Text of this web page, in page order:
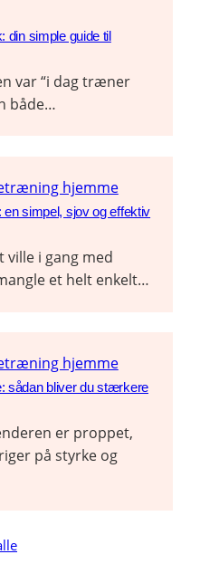
simple guide til
var “i dag træner
både…
hjemme
simpel, sjov og effektiv
ville i gang med
et helt enkelt…
hjemme
sådan bliver du stærkere
er proppet,
på styrke og